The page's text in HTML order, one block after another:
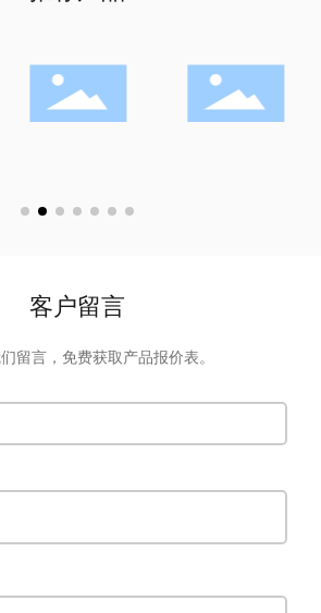
客户留言
们留言，免费获取产品报价表。